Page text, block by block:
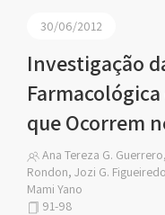
30/06/2012
Investigação
que Ocorrem
Ana Tereza G.
Rondon, Jozi G.
Mami Yano
91-98